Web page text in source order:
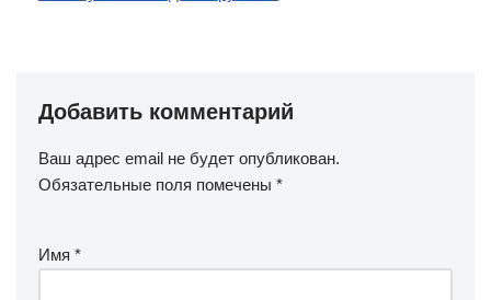
Добавить комментарий
Ваш адрес email не будет опубликован.
Обязательные поля помечены *
Имя *